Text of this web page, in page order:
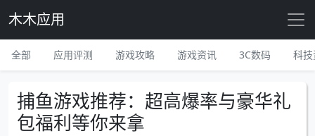
木木应用
全部 应用评测 游戏攻略 游戏资讯 3C数码 科
捕鱼游戏推荐：超高爆率与豪华礼
包福利等你来拿